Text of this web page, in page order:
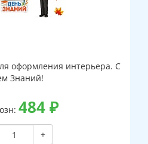
оформления интерьера. С
Знаний!
484₽
+